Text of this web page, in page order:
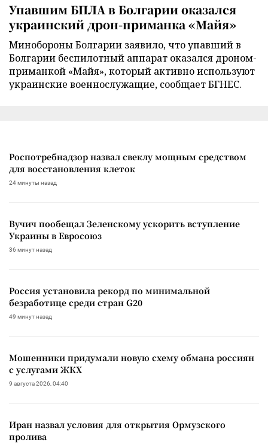
Упавшим БПЛА в Болгарии оказался
украинский дрон-приманка «Майя»
Минобороны Болгарии заявило, что упавший в
Болгарии беспилотный аппарат оказался дроном-
приманкой «Майя», который активно используют
украинские военнослужащие, сообщает БГНЕС.
Роспотребнадзор назвал свеклу мощным средством
для восстановления клеток
24 минуты назад
Вучич пообещал Зеленскому ускорить вступление
Украины в Евросоюз
36 минут назад
Россия установила рекорд по минимальной
безработице среди стран G20
49 минут назад
Мошенники придумали новую схему обмана россиян
с услугами ЖКХ
9 августа 2026, 04:40
Иран назвал условия для открытия Ормузского
пролива